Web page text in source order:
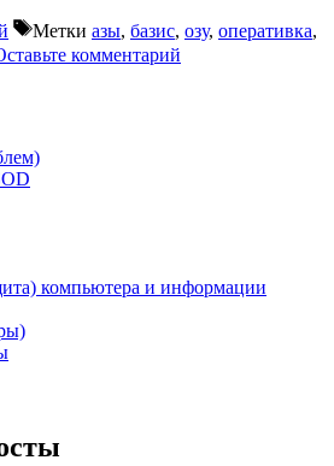
Метки азы, базис, озу, оперативка,
комментарий
компьютера и информации